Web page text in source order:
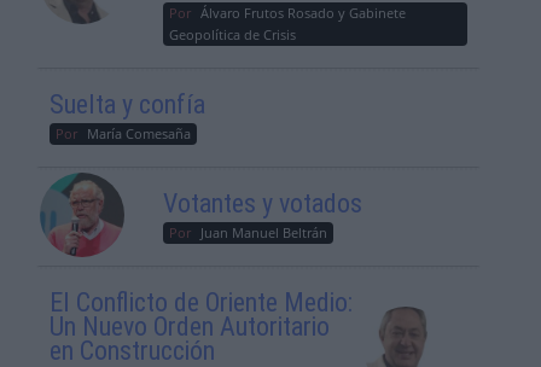
Por Álvaro Frutos Rosado y Gabinete
Geopolítica de Crisis
Suelta y confía
Por María Comesaña
Votantes y votados
Por Juan Manuel Beltrán
El Conflicto de Oriente Medio:
Un Nuevo Orden Autoritario
en Construcción